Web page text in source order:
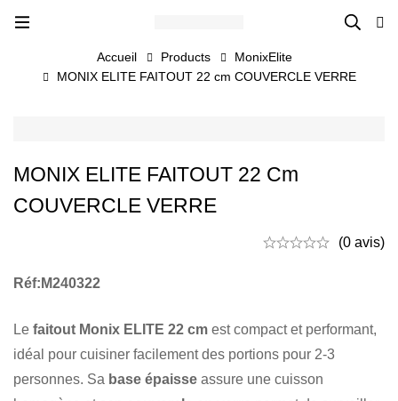
Accueil Products
MonixElite
MONIX ELITE FAITOUT 22 cm COUVERCLE VERRE
MONIX ELITE FAITOUT 22 Cm
COUVERCLE VERRE
(0 avis)
Réf:M240322
Le faitout Monix ELITE 22 cm est compact et performant,
idéal pour cuisiner facilement des portions pour 2-3
personnes. Sa base épaisse assure une cuisson